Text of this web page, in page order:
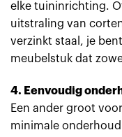
elke tuininrichting.
uitstraling van
verzinkt staal, je
meubelstuk dat
4. Eenvoudig
Een ander groot
minimale